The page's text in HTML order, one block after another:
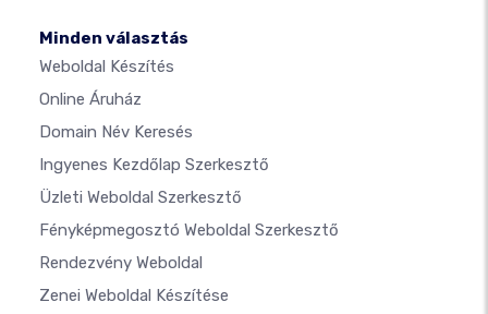
Minden választás
Weboldal Készítés
Online Áruház
Domain Név Keresés
Ingyenes Kezdőlap Szerkesztő
Üzleti Weboldal Szerkesztő
Fényképmegosztó Weboldal Szerkesztő
Rendezvény Weboldal
Zenei Weboldal Készítése